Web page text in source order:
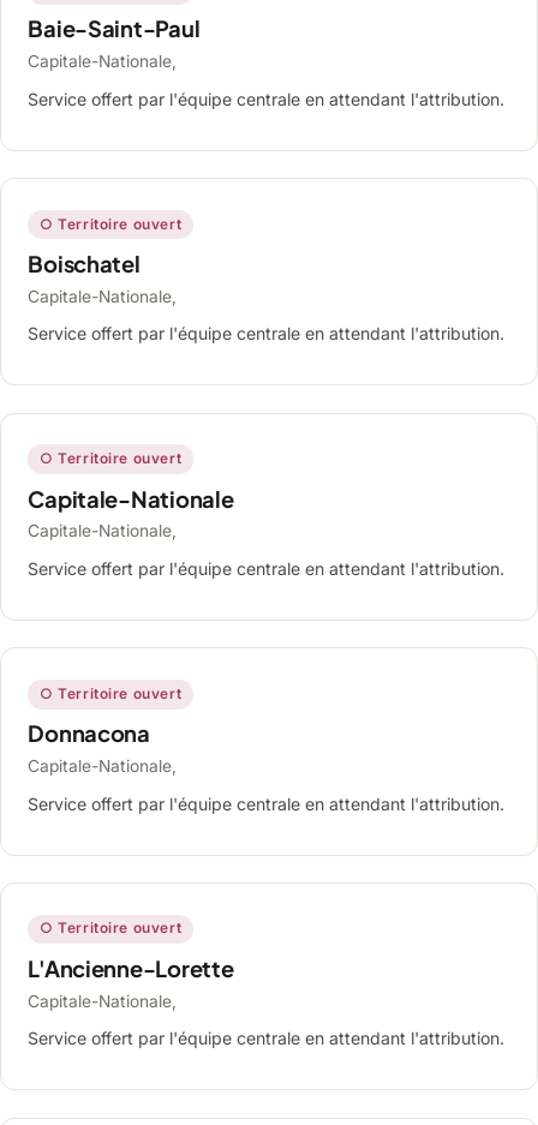
Baie-Saint-Paul
Capitale-Nationale,
Service offert par l'équipe centrale en attendant l'attribution.
○ Territoire ouvert
Boischatel
Capitale-Nationale,
Service offert par l'équipe centrale en attendant l'attribution.
○ Territoire ouvert
Capitale-Nationale
Capitale-Nationale,
Service offert par l'équipe centrale en attendant l'attribution.
○ Territoire ouvert
Donnacona
Capitale-Nationale,
Service offert par l'équipe centrale en attendant l'attribution.
○ Territoire ouvert
L'Ancienne-Lorette
Capitale-Nationale,
Service offert par l'équipe centrale en attendant l'attribution.